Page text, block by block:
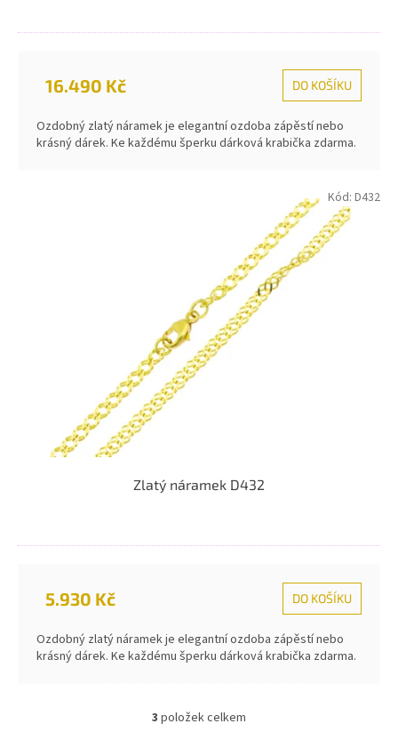
16.490 Kč DO KOŠÍKU
Ozdobný zlatý náramek je elegantní ozdoba zápěstí nebo
krásný dárek. Ke každému šperku dárková krabička zdarma.
Zlatý náramek D432
5.930 Kč DO KOŠÍKU
Ozdobný zlatý náramek je elegantní ozdoba zápěstí nebo
krásný dárek. Ke každému šperku dárková krabička zdarma.
Kód: D432
O
3 položek celkem